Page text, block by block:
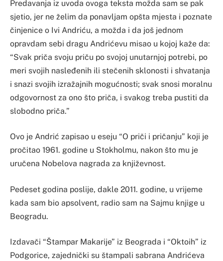
Predavanja iz uvoda ovoga teksta možda sam se pak
sjetio, jer ne želim da ponavljam opšta mjesta i poznate
činjenice o Ivi Andriću, a možda i da još jednom
opravdam sebi dragu Andrićevu misao u kojoj kaže da:
“Svak priča svoju priču po svojoj unutarnjoj potrebi, po
meri svojih nasleđenih ili stečenih sklonosti i shvatanja
i snazi svojih izražajnih mogućnosti; svak snosi moralnu
odgovornost za ono što priča, i svakog treba pustiti da
slobodno priča.”
Ovo je Andrić zapisao u eseju “O priči i pričanju” koji je
pročitao 1961. godine u Stokholmu, nakon što mu je
uručena Nobelova nagrada za književnost.
Pedeset godina poslije, dakle 2011. godine, u vrijeme
kada sam bio apsolvent, radio sam na Sajmu knjige u
Beogradu.
Izdavači “Štampar Makarije” iz Beograda i “Oktoih” iz
Podgorice, zajednički su štampali sabrana Andrićeva